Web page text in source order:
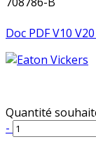
Doc PDF V10
Quantité
-